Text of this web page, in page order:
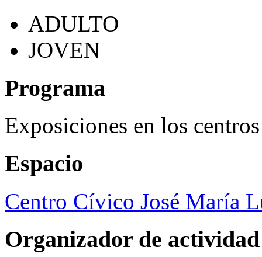
ADULTO
JOVEN
Programa
Exposiciones en los
Espacio
Centro Cívico José María
Organizador de actividad